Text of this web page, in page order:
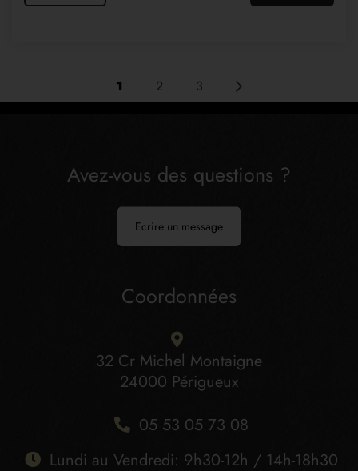
1 2 3
Avez-vous des questions ?
Ecrire un message
Coordonnées
32 Cr Michel Montaigne
24000 Périgueux
05 53 05 73 08
Lundi au Vendredi: 9h30-12h / 14h-18h30